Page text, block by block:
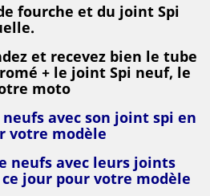
fourche et du joint Spi
et recevez bien le tube
+ le joint Spi neuf, le
moto
avec son joint spi en
votre modèle
neufs avec leurs joints
jour pour votre modèle